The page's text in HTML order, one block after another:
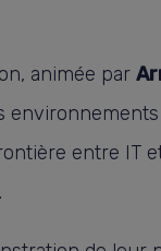
animée par
entre IT